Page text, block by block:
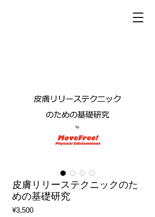
皮膚リリーステクニックのた
めの基礎研究
¥3,500Price